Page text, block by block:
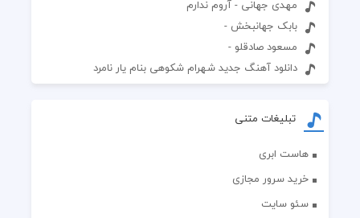
مهدی جهانی - آروم ندارم
بابک جهانبخش -
مسعود صادقلو -
دانلود آهنگ جدید شهرام شکوهی بنام یار نامرد
تبلیغات متنی
هاست ابری
خرید سرور مجازی
سئو سایت